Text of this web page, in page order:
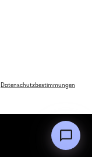
Datenschutzbestimmungen